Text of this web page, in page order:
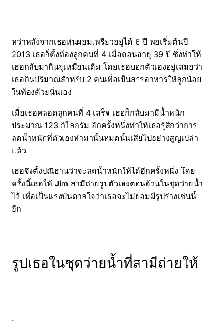
ทว่าหลังจากเธอหุ่นผอมเพรียวอยู่ได้ 6 ปี พอเริ่มต้นปี
2013 เธอก็ตั้งท้องลูกคนที่ 4 เมื่อตอนอายุ 39 ปี ซึ่งทำให้
เธอกลับมากินจุเหมือนเดิม โดยเธอบอกตัวเองอยู่เสมอว่า
เธอกินปริมาณสำหรับ 2 คนเพื่อเป็นสารอาหารให้ลูกน้อย
ในท้องด้วยนั่นเอง
เมื่อเธอคลอดลูกคนที่ 4 เสร็จ เธอก็กลับมามีน้ำหนัก
ประมาณ 123 กิโลกรัม อีกครั้งหนึ่งทำให้เธอรุ้สึกว่าการ
ลดน้ำหนักที่ตัวเองทำมานั้นหมดนั้นเสียไปอย่างสูญเปล่า
แล้ว
เธอจึงตั้งปณิธานว่าจะลดน้ำหนักให้ได้อีกครั้งหนึ่ง โดย
ครั้งนี้เธอให้ Jim สามีถ่ายรูปตัวเองตอนอ้วนในชุดว่ายน้ำ
ไว้ เพื่อเป็นแรงบันดาลใจว่าเธอจะไม่ยอมมีรูปร่างเช่นนี้
อีก
รูปเธอในชุดว่ายน้ำที่สามีถ่ายให้
.